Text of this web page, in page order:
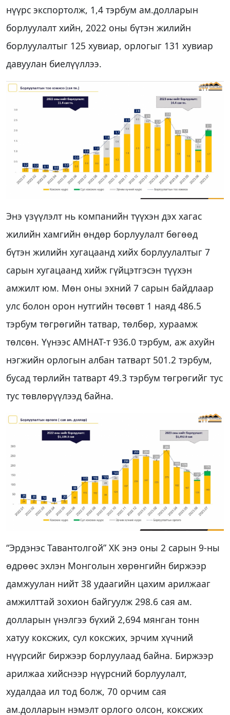
нүүрс экспортолж, 1,4 тэрбум ам.долларын
борлуулалт хийн, 2022 оны бүтэн жилийн
борлуулалтыг 125 хувиар, орлогыг 131 хувиар
давуулан биелүүллээ.
Энэ үзүүлэлт нь компанийн түүхэн дэх хагас
жилийн хамгийн өндөр борлуулалт бөгөөд
бүтэн жилийн хугацаанд хийх борлуулалтыг 7
сарын хугацаанд хийж гүйцэтгэсэн түүхэн
амжилт юм. Мөн оны эхний 7 сарын байдлаар
улс болон орон нутгийн төсөвт 1 наяд 486.5
тэрбум төгрөгийн татвар, төлбөр, хураамж
төлсөн. Үүнээс АМНАТ-т 936.0 тэрбум, аж ахуйн
нэгжийн орлогын албан татварт 501.2 тэрбум,
бусад төрлийн татварт 49.3 тэрбум төгрөгийг тус
тус төвлөрүүлээд байна.
“Эрдэнэс Тавантолгой” ХК энэ оны 2 сарын 9-ны
өдрөөс эхлэн Монголын хөрөнгийн биржээр
дамжуулан нийт 38 удаагийн цахим арилжааг
амжилттай зохион байгуулж 298.6 сая ам.
долларын үнэлгээ бүхий 2,694 мянган тонн
хатуу коксжих, сул коксжих, эрчим хүчний
нүүрсийг биржээр борлуулаад байна. Биржээр
арилжаа хийснээр нүүрсний борлуулалт,
худалдаа ил тод болж, 70 орчим сая
ам.долларын нэмэлт орлого олсон, коксжих